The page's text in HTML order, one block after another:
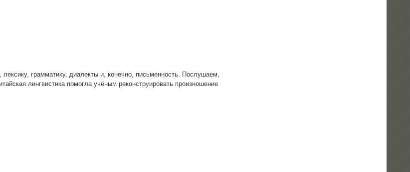
грам­ма­ти­ку, диа­лек­ты и, конеч­но, пись­мен­ность. Послу­ша­ем,
линг­ви­сти­ка помог­ла учё­ным рекон­стру­и­ро­вать про­из­но­ше­ние